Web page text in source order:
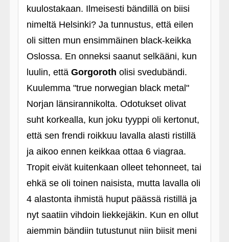
kuulostakaan. Ilmeisesti bändillä on biisi
nimeltä Helsinki? Ja tunnustus, että eilen
oli sitten mun ensimmäinen black-keikka
Oslossa. En onneksi saanut selkääni, kun
luulin, että Gorgoroth olisi svedubändi.
Kuulemma "true norwegian black metal"
Norjan länsirannikolta. Odotukset olivat
suht korkealla, kun joku tyyppi oli kertonut,
että sen frendi roikkuu lavalla alasti ristillä
ja aikoo ennen keikkaa ottaa 6 viagraa.
Tropit eivät kuitenkaan olleet tehonneet, tai
ehkä se oli toinen naisista, mutta lavalla oli
4 alastonta ihmistä huput päässä ristillä ja
nyt saatiin vihdoin liekkejäkin. Kun en ollut
aiemmin bändiin tutustunut niin biisit meni